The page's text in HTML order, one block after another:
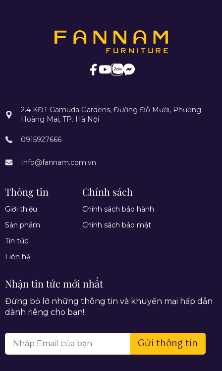
2.4 KĐT Gamuda Gardens, Đường Đỗ Mười, Phường
Hoàng Mai, TP. Hà Nội
0915927666
Info@fannam.com.vn
Thông tin
Giới thiệu
Sản phẩm
Tin tức
Liên hệ
Chính sách
Chính sách bảo hành
Chính sách bảo mật
Nhận tin tức mới nhất
Đừng bỏ lỡ những thông tin và khuyến mại hấp dẫn
dành riêng cho bạn!
Gửi thông tin